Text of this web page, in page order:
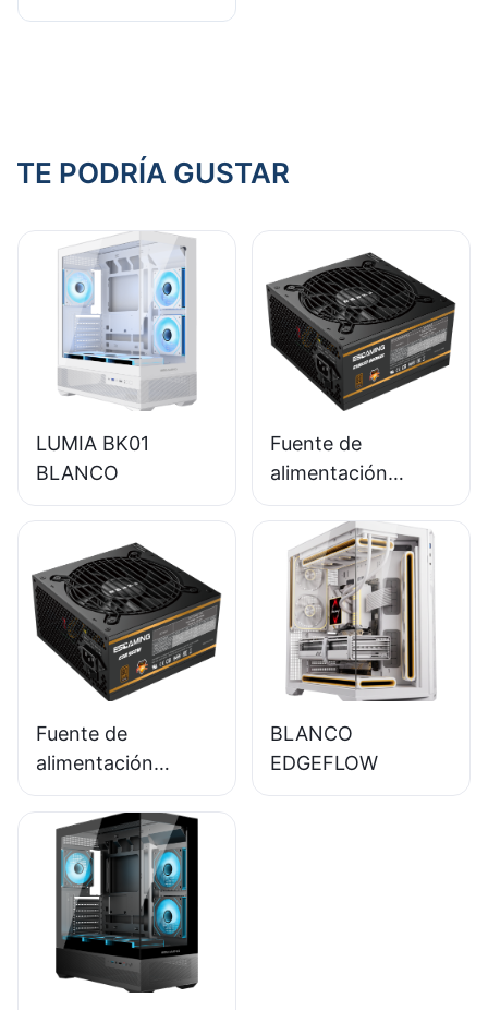
multi-GPU
carcasas para PC
TE PODRÍA GUSTAR
LUMIA BK01
BLANCO
Fuente de
alimentación
ESGAMING de 650
W de alta calidad,
85 % de eficiencia,
módulo completo,
80+ Bronze para
PC de escritorio
(ESB650W)
Fuente de
alimentación
ESGAMING de 550
W, alta calidad, 85
% de eficiencia,
certificación 80+
Bronze para PC de
escritorio
(ESB550W)
BLANCO
EDGEFLOW